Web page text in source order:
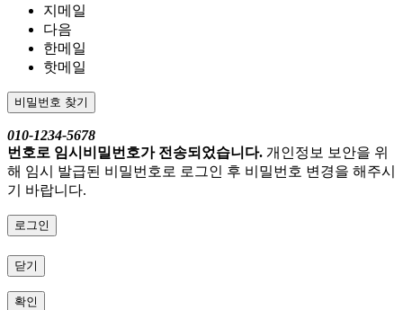
지메일
다음
한메일
핫메일
비밀번호 찾기
010-1234-5678
번호로 임시비밀번호가 전송되었습니다. 개인정보 보안을 위
해 임시 발급된 비밀번호로 로그인 후 비밀번호 변경을 해주시
기 바랍니다.
로그인
닫기
확인